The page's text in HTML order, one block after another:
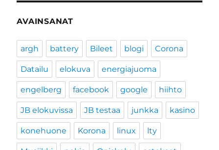
AVAINSANAT
argh battery Bileet blogi Corona
Datailu elokuva energiajuoma
engelberg facebook google hiihto
JB elokuvissa JB testaa junkka kasino
konehuone Korona linux lty